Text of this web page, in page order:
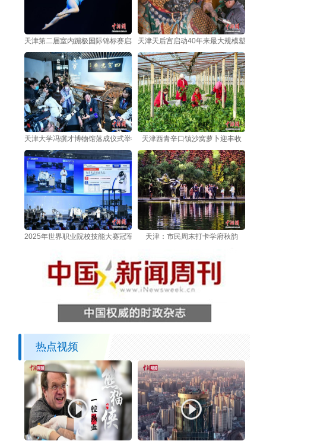
天津第二届室内蹦极国际锦标赛启幕 中外选手跃动海河之畔天津天后宫启动40年来最大规模塑像修复 非遗技艺护航700
天津大学冯骥才博物馆落成仪式举行 天津西青辛口镇沙窝萝卜迎丰收
2025年世界职业院校技能大赛冠军总决赛在天津举行天津：市民周末打卡学府秋韵
热点视频